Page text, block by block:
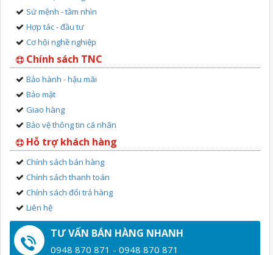
Sứ mệnh - tầm nhìn
Hợp tác - đầu tư
Cơ hội nghề nghiệp
Chính sách TNC
Bảo hành - hậu mãi
Bảo mật
Giao hàng
Bảo vệ thông tin cá nhân
Hỗ trợ khách hàng
Chính sách bán hàng
Chính sách thanh toán
Chính sách đổi trả hàng
Liên hệ
TƯ VẤN BÁN HÀNG NHANH
0948 870 871 - 0948 870 871